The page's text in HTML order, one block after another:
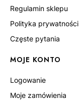
Regulamin sklepu
Polityka prywatności
Częste pytania
MOJE KONTO
Logowanie
Moje zamówienia